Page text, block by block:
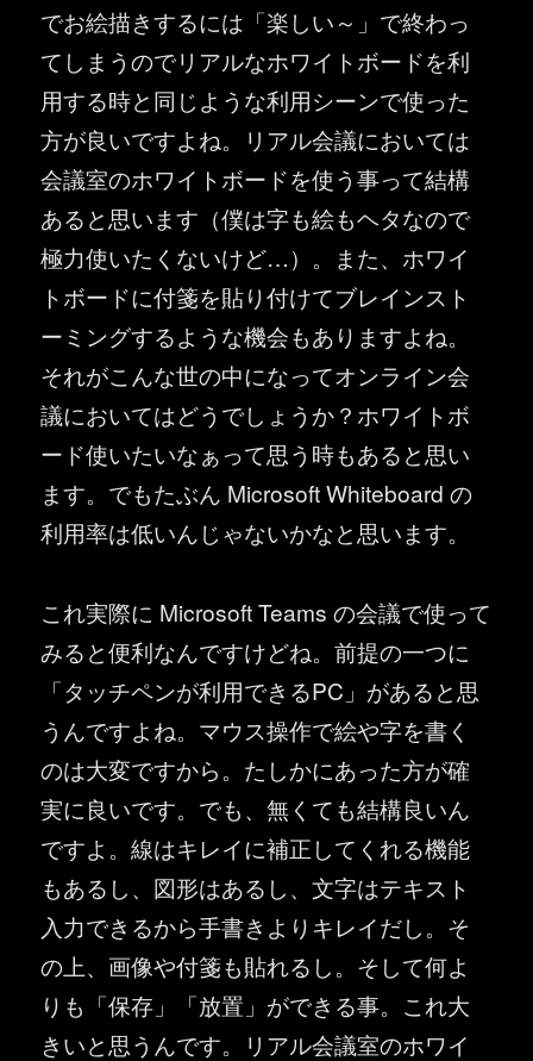
でお絵描きするには「楽しい～」で終わっ
てしまうのでリアルなホワイトボードを利
用する時と同じような利用シーンで使った
方が良いですよね。リアル会議においては
会議室のホワイトボードを使う事って結構
あると思います（僕は字も絵もヘタなので
極力使いたくないけど…）。また、ホワイ
トボードに付箋を貼り付けてブレインスト
ーミングするような機会もありますよね。
それがこんな世の中になってオンライン会
議においてはどうでしょうか？ホワイトボ
ード使いたいなぁって思う時もあると思い
ます。でもたぶん Microsoft Whiteboard の
利用率は低いんじゃないかなと思います。
これ実際に Microsoft Teams の会議で使って
みると便利なんですけどね。前提の一つに
「タッチペンが利用できるPC」があると思
うんですよね。マウス操作で絵や字を書く
のは大変ですから。たしかにあった方が確
実に良いです。でも、無くても結構良いん
ですよ。線はキレイに補正してくれる機能
もあるし、図形はあるし、文字はテキスト
入力できるから手書きよりキレイだし。そ
の上、画像や付箋も貼れるし。そして何よ
りも「保存」「放置」ができる事。これ大
きいと思うんです。リアル会議室のホワイ